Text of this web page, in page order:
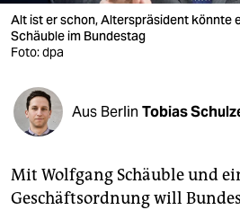
veranstaltungen
shop
fragen & hilfe
unterstützen
genossenschaft
Alt ist er schon, Alterspräsident könnte
Schäuble im Bundestag
Foto: dpa
Aus Berlin Tobias
Mit Wolfgang Schäuble und
Geschäftsordnung will